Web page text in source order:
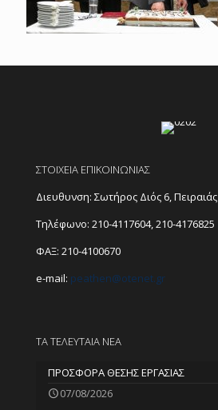
ΣΤΟΙΧΕΙΑ ΕΠΙΚΟΙΝΩΝΙΑΣ
Διευθυνση: Σωτήρος Διός 6, Πειραιάς
Τηλέφωνο: 210-4117604,210-4176825
ΦΑΞ: 210-4100670
e-mail: peathen@otenet.gr
ΤΑ ΤΕΛΕΥΤΑΙΑ ΝΕΑ
ΠΡΟΣΦΟΡΑ ΘΕΣΗΣ ΕΡΓΑΣΙΑΣ
07/08/2026